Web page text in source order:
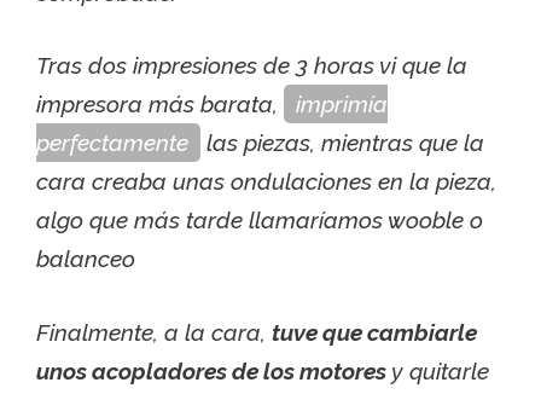
Tras dos impresiones de 3 horas vi que la
impresora más barata,
imprimía
perfectamente
las piezas, mientras que la
cara creaba unas ondulaciones en la pieza,
algo que más tarde llamaríamos wooble o
balanceo
Finalmente, a la cara, tuve que cambiarle
unos acopladores de los motores y quitarle